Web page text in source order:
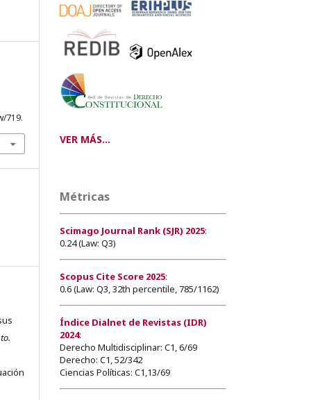
719.
VER MÁS...
Métricas
Scimago Journal Rank (SJR) 2025:
0.24 (Law: Q3)
Scopus Cite Score 2025:
0.6 (Law: Q3, 32th percentile, 785/1162)
Índice Dialnet de Revistas (IDR)
2024:
Derecho Multidisciplinar: C1, 6/69
Derecho: C1, 52/342
Ciencias Políticas: C1,13/69